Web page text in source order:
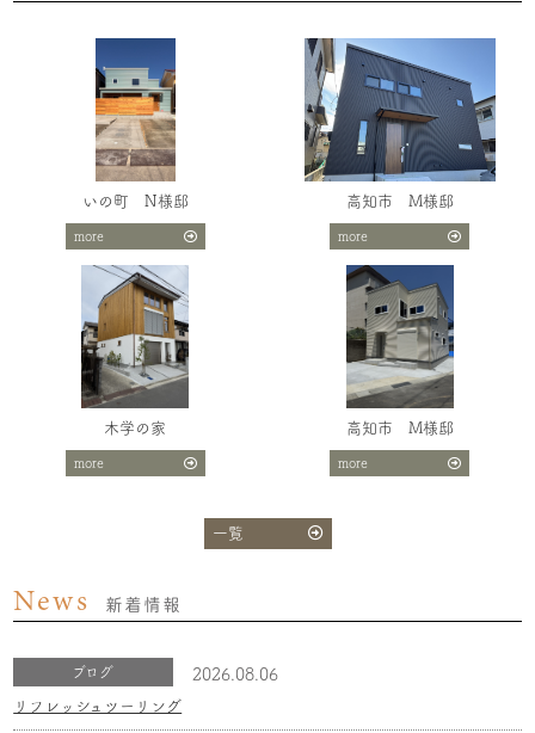
いの町 N様邸
more
高知市 M様邸
more
木学の家
more
高知市 M様邸
more
一覧
News 新着情報
ブログ 2026.08.06
リフレッシュツーリング